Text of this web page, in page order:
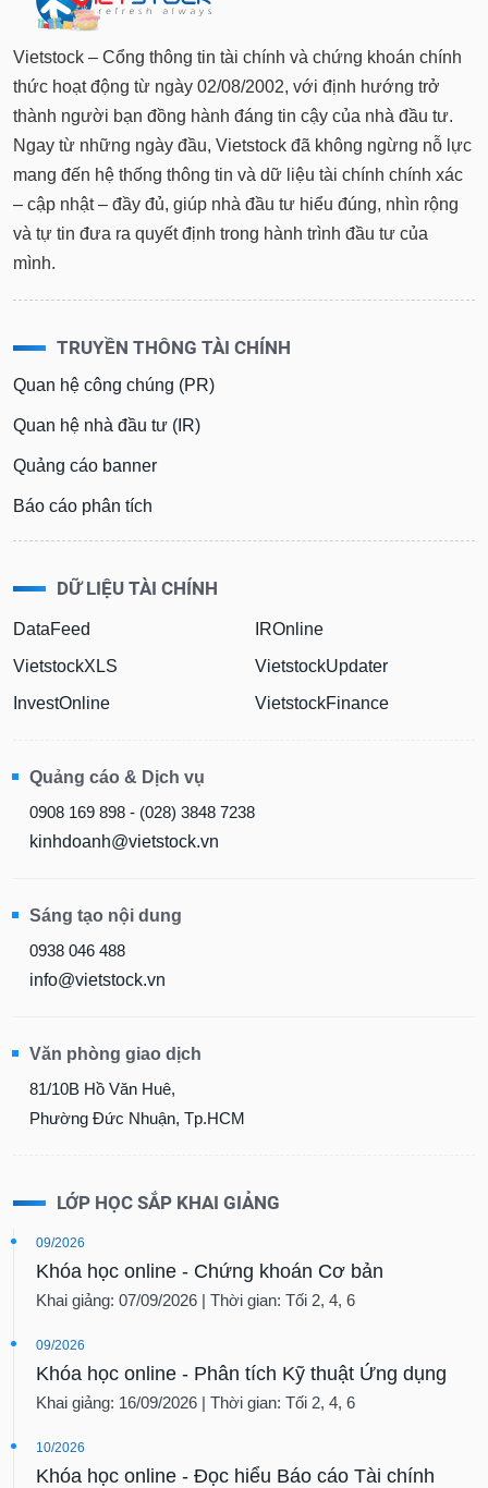
Vietstock – Cổng thông tin tài chính và chứng khoán chính
thức hoạt động từ ngày 02/08/2002, với định hướng trở
thành người bạn đồng hành đáng tin cậy của nhà đầu tư.
Ngay từ những ngày đầu, Vietstock đã không ngừng nỗ lực
mang đến hệ thống thông tin và dữ liệu tài chính chính xác
– cập nhật – đầy đủ, giúp nhà đầu tư hiểu đúng, nhìn rộng
và tự tin đưa ra quyết định trong hành trình đầu tư của
mình.
TRUYỀN THÔNG TÀI CHÍNH
Quan hệ công chúng (PR)
Quan hệ nhà đầu tư (IR)
Quảng cáo banner
Báo cáo phân tích
DỮ LIỆU TÀI CHÍNH
DataFeed
VietstockXLS
InvestOnline
IROnline
VietstockUpdater
VietstockFinance
Quảng cáo & Dịch vụ
0908 169 898 - (028) 3848 7238
kinhdoanh@vietstock.vn
Sáng tạo nội dung
0938 046 488
info@vietstock.vn
Văn phòng giao dịch
81/10B Hồ Văn Huê,
Phường Đức Nhuận, Tp.HCM
LỚP HỌC SẮP KHAI GIẢNG
09/2026
Khóa học online - Chứng khoán Cơ bản
Khai giảng: 07/09/2026 | Thời gian: Tối 2, 4, 6
09/2026
Khóa học online - Phân tích Kỹ thuật Ứng dụng
Khai giảng: 16/09/2026 | Thời gian: Tối 2, 4, 6
10/2026
Khóa học online - Đọc hiểu Báo cáo Tài chính